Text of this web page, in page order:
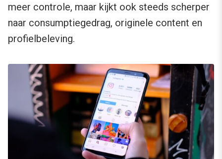
meer controle, maar kijkt ook steeds scherper
naar consumptiegedrag, originele content en
profielbeleving.